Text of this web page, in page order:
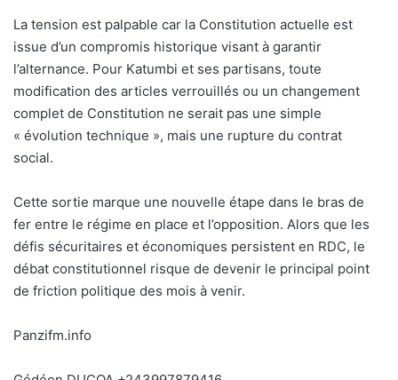
La tension est palpable car la Constitution actuelle est
issue d’un compromis historique visant à garantir
l’alternance. Pour Katumbi et ses partisans, toute
modification des articles verrouillés ou un changement
complet de Constitution ne serait pas une simple
« évolution technique », mais une rupture du contrat
social.
Cette sortie marque une nouvelle étape dans le bras de
fer entre le régime en place et l’opposition. Alors que les
défis sécuritaires et économiques persistent en RDC, le
débat constitutionnel risque de devenir le principal point
de friction politique des mois à venir.
Panzifm.info